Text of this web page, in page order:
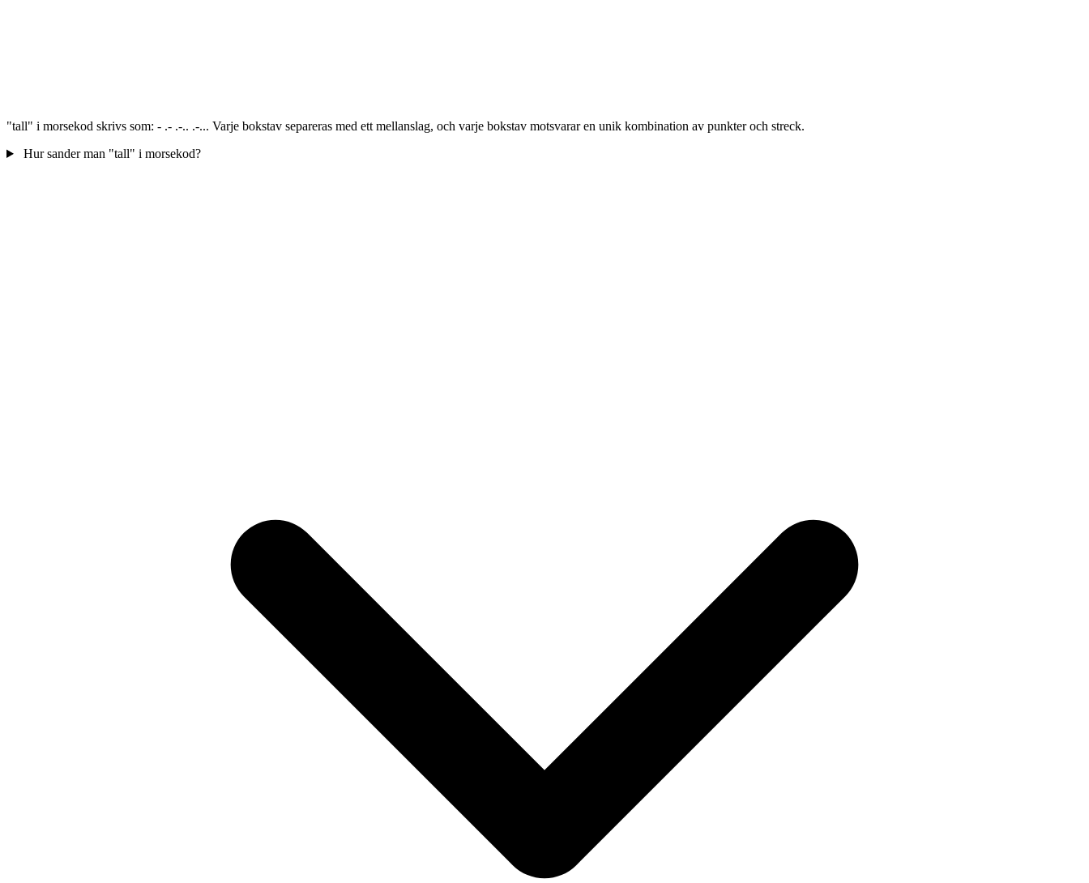
"tall" i morsekod skrivs som: - .- .-.. .-... Varje bokstav separeras med ett mellanslag, och varje bokstav motsvarar en unik kombination av punkter och streck.
Hur sander man "tall" i morsekod?